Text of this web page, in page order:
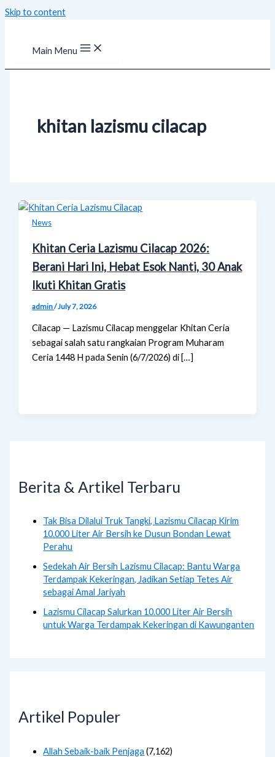
Skip to content
Main Menu
khitan lazismu cilacap
News
Khitan Ceria Lazismu Cilacap 2026:
Berani Hari Ini, Hebat Esok Nanti, 30 Anak
Ikuti Khitan Gratis
admin/July 7, 2026
Cilacap — Lazismu Cilacap menggelar Khitan Ceria
sebagai salah satu rangkaian Program Muharam
Ceria 1448 H pada Senin (6/7/2026) di […]
Berita & Artikel Terbaru
Tak Bisa Dilalui Truk Tangki, Lazismu Cilacap Kirim
10.000 Liter Air Bersih ke Dusun Bondan Lewat
Perahu
Sedekah Air Bersih Lazismu Cilacap: Bantu Warga
Terdampak Kekeringan, Jadikan Setiap Tetes Air
sebagai Amal Jariyah
Lazismu Cilacap Salurkan 10.000 Liter Air Bersih
untuk Warga Terdampak Kekeringan di Kawunganten
Artikel Populer
Allah Sebaik-baik Penjaga (7,162)